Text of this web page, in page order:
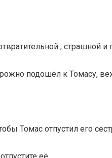
, страшной
подошёл к Томасу,
Томас отпустил его